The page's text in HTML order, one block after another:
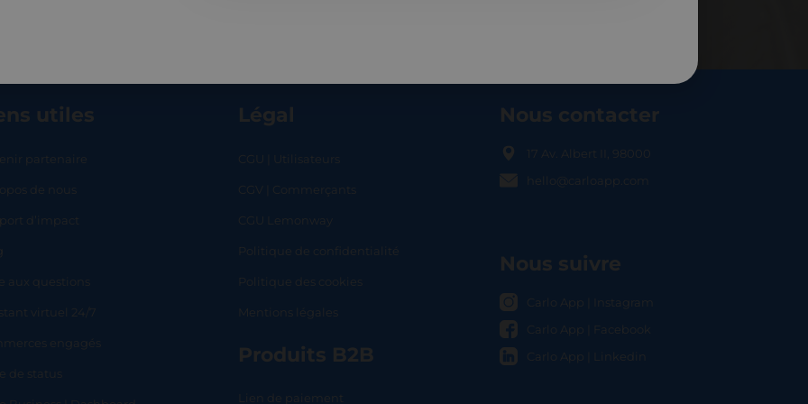
utiles
partenaire
de nous
d’impact
aux questions
virtuel 24/7
engagés
de status
Légal
CGU | Utilisateurs
CGV | Commerçants
CGU Lemonway
Politique de confidentialité
Politique des cookies
Mentions légales
Produits B2B
Lien de paiement
Nous contacter
17 Av. Albert II, 98000
hello@carloapp.com
Nous suivre
Carlo App | Instagram
Carlo App | Facebook
Carlo App | Linkedin
SHOPLOCAL